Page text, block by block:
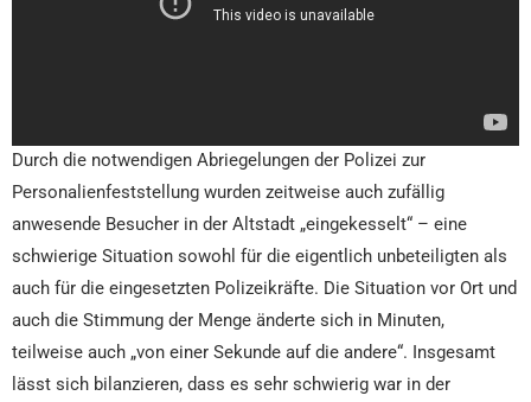
Durch die notwendigen Abriegelungen der Polizei zur
Personalienfeststellung wurden zeitweise auch zufällig
anwesende Besucher in der Altstadt „eingekesselt“ – eine
schwierige Situation sowohl für die eigentlich unbeteiligten als
auch für die eingesetzten Polizeikräfte. Die Situation vor Ort und
auch die Stimmung der Menge änderte sich in Minuten,
teilweise auch „von einer Sekunde auf die andere“. Insgesamt
lässt sich bilanzieren, dass es sehr schwierig war in der